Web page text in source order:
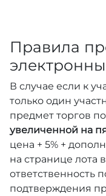
Правила
В случае если к
только один
предмет торгов по
увеличенной на
цена + 5% +
на странице лота
ответственность
подтверждения